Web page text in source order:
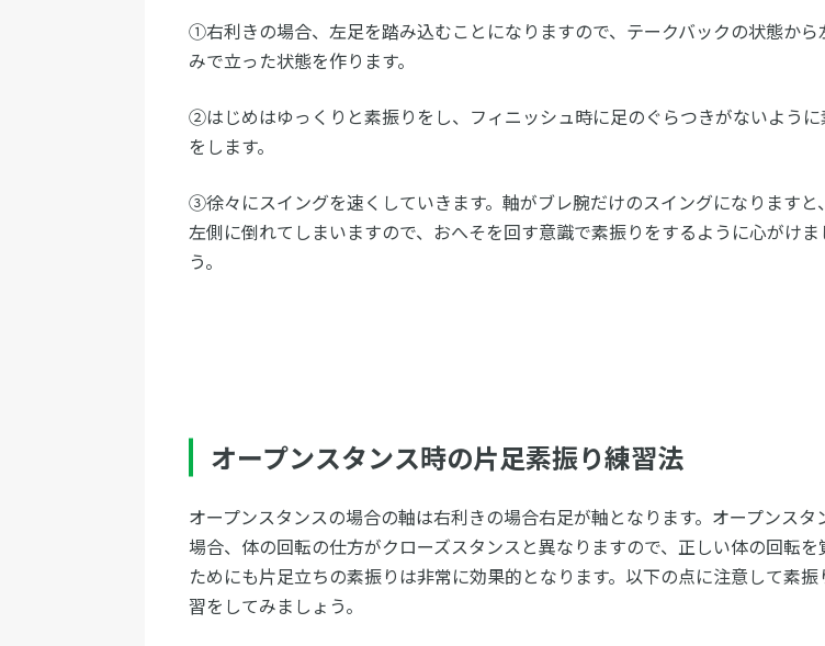
①右利きの場合、左足を踏み込むことになりますので、テークバックの状態から
みで立った状態を作ります。
②はじめはゆっくりと素振りをし、フィニッシュ時に足のぐらつきがないように
をします。
③徐々にスイングを速くしていきます。軸がブレ腕だけのスイングになりますと
左側に倒れてしまいますので、おへそを回す意識で素振りをするように心がけま
う。
オープンスタンス時の片足素振り練習法
オープンスタンスの場合の軸は右利きの場合右足が軸となります。オープンスタ
場合、体の回転の仕方がクローズスタンスと異なりますので、正しい体の回転を
ためにも片足立ちの素振りは非常に効果的となります。以下の点に注意して素振
習をしてみましょう。